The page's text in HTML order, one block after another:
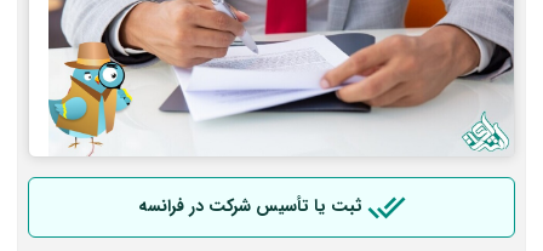
ثبت یا تأسیس شرکت در فرانسه